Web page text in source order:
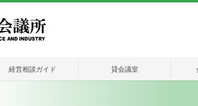
経営相談ガイド 貸会議室